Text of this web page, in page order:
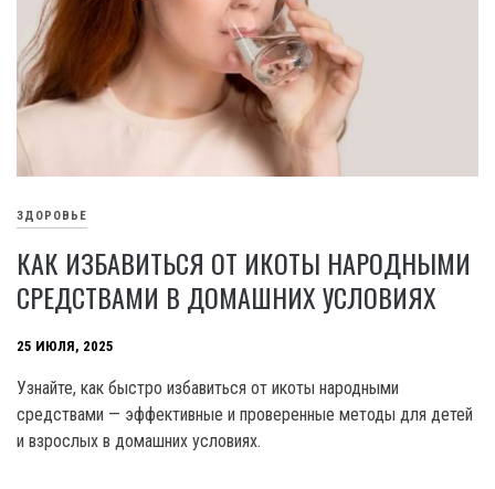
ЗДОРОВЬЕ
КАК ИЗБАВИТЬСЯ ОТ ИКОТЫ НАРОДНЫМИ
СРЕДСТВАМИ В ДОМАШНИХ УСЛОВИЯХ
25 ИЮЛЯ, 2025
Узнайте, как быстро избавиться от икоты народными
средствами — эффективные и проверенные методы для детей
и взрослых в домашних условиях.